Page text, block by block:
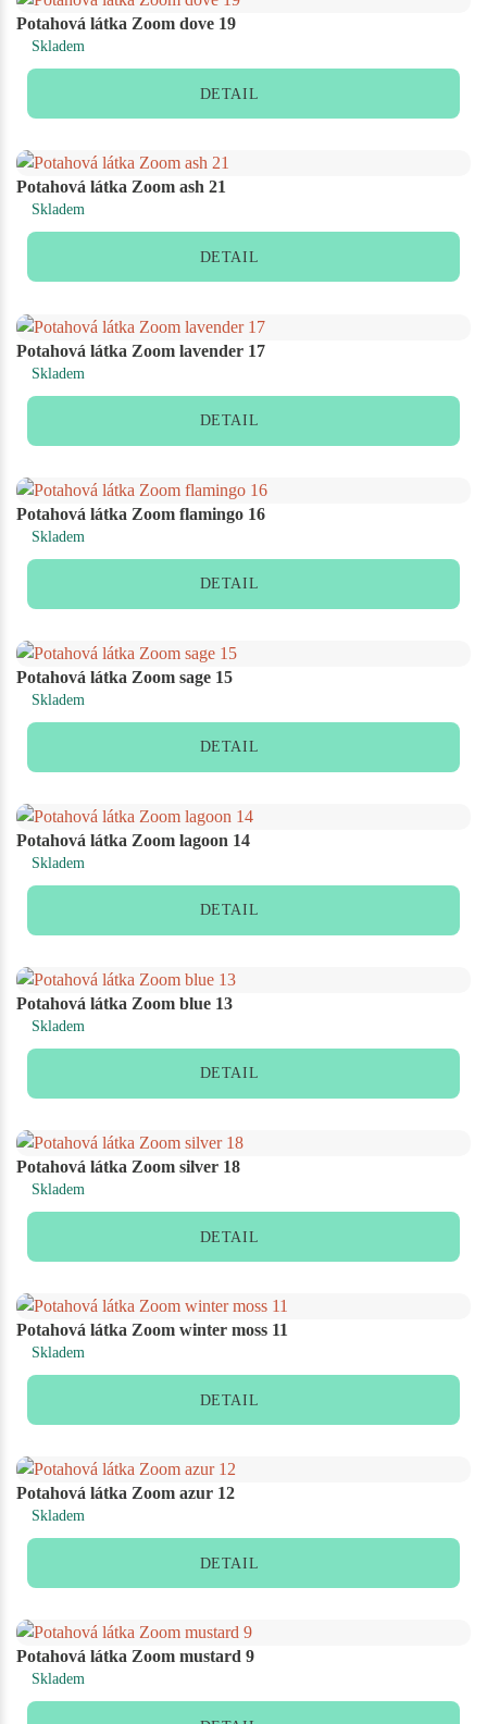
Potahová látka Zoom dove 19
Skladem
DETAIL
Potahová látka Zoom ash 21
Skladem
DETAIL
Potahová látka Zoom lavender 17
Skladem
DETAIL
Potahová látka Zoom flamingo 16
Skladem
DETAIL
Potahová látka Zoom sage 15
Skladem
DETAIL
Potahová látka Zoom lagoon 14
Skladem
DETAIL
Potahová látka Zoom blue 13
Skladem
DETAIL
Potahová látka Zoom silver 18
Skladem
DETAIL
Potahová látka Zoom winter moss 11
Skladem
DETAIL
Potahová látka Zoom azur 12
Skladem
DETAIL
Potahová látka Zoom mustard 9
Skladem